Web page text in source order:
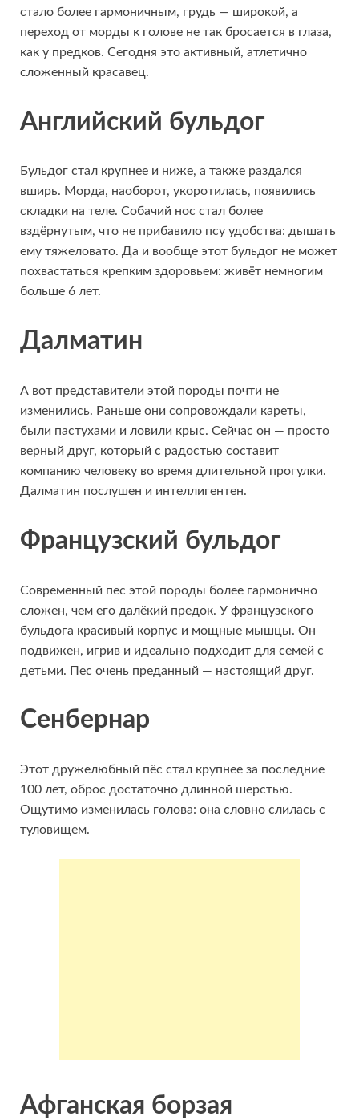
стало более гармоничным, грудь — широкой, а
переход от морды к голове не так бросается в глаза,
как у предков. Сегодня это активный, атлетично
сложенный красавец.
Английский бульдог
Бульдог стал крупнее и ниже, а также раздался
вширь. Морда, наоборот, укоротилась, появились
складки на теле. Собачий нос стал более
вздёрнутым, что не прибавило псу удобства: дышать
ему тяжеловато. Да и вообще этот бульдог не может
похвастаться крепким здоровьем: живёт немногим
больше 6 лет.
Далматин
А вот представители этой породы почти не
изменились. Раньше они сопровождали кареты,
были пастухами и ловили крыс. Сейчас он — просто
верный друг, который с радостью составит
компанию человеку во время длительной прогулки.
Далматин послушен и интеллигентен.
Французский бульдог
Современный пес этой породы более гармонично
сложен, чем его далёкий предок. У французского
бульдога красивый корпус и мощные мышцы. Он
подвижен, игрив и идеально подходит для семей с
детьми. Пес очень преданный — настоящий друг.
Сенбернар
Этот дружелюбный пёс стал крупнее за последние
100 лет, оброс достаточно длинной шерстью.
Ощутимо изменилась голова: она словно слилась с
туловищем.
Афганская борзая